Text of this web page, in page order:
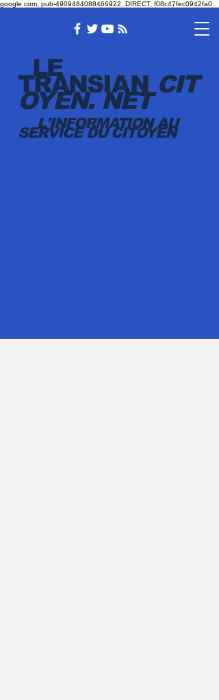
google.com, pub-4909484088466922, DIRECT, f08c47fec0942fa0
LE
TRANSIAN CIT
OYEN.NET
L'INFORMATION AU
SERVICE DU CITOYEN